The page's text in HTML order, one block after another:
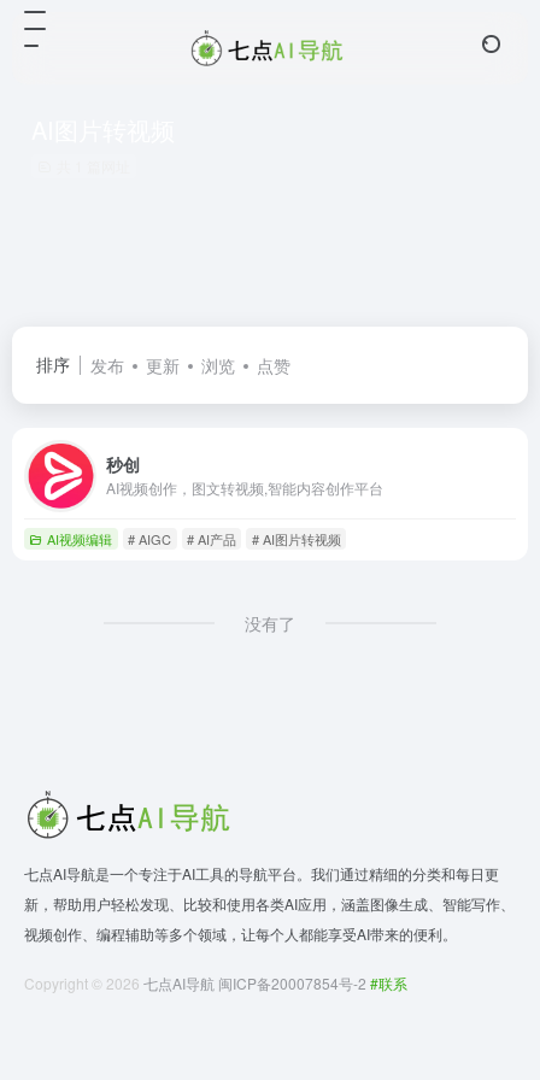
排序 发布 更新 浏览 点赞
秒创
AI视频创作，图文转视频,智能内容创作平台
AI视频编辑 # AIGC # AI产品 # AI图片转视频
没有了
七点AI导航是一个专注于AI工具的导航平台。我们通过精细的分类和每日更
新，帮助用户轻松发现、比较和使用各类AI应用，涵盖图像生成、智能写作、
视频创作、编程辅助等多个领域，让每个人都能享受AI带来的便利。
Copyright © 2026 七点AI导航 闽ICP备20007854号-2 #联系